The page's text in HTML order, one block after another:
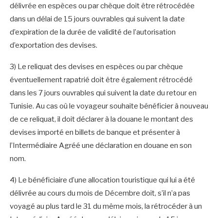
délivrée en espèces ou par chèque doit être rétrocédée
dans un délai de 15 jours ouvrables qui suivent la date
d’expiration de la durée de validité de l’autorisation
d’exportation des devises.
3) Le reliquat des devises en espèces ou par chèque
éventuellement rapatrié doit être également rétrocédé
dans les 7 jours ouvrables qui suivent la date du retour en
Tunisie. Au cas où le voyageur souhaite bénéficier à nouveau
de ce reliquat, il doit déclarer à la douane le montant des
devises importé en billets de banque et présenter à
l’Intermédiaire Agréé une déclaration en douane en son
nom.
4) Le bénéficiaire d’une allocation touristique qui lui a été
délivrée au cours du mois de Décembre doit, s’il n’a pas
voyagé au plus tard le 31 du même mois, la rétrocéder à un